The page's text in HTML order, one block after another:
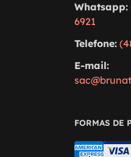
Whatsapp:
6921
Telefone:
E-mail:
FORMAS DE